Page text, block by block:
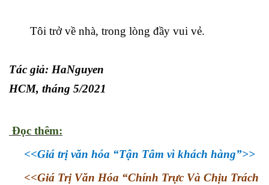
Tôi trở về nhà, trong lòng đầy vui vẻ.
Tác giả: HaNguyen
HCM, tháng 5/2021
Đọc thêm:
<<Giá trị văn hóa “Tận Tâm vì khách hàng”>>
<<Giá Trị Văn Hóa “Chính Trực Và Chịu Trách